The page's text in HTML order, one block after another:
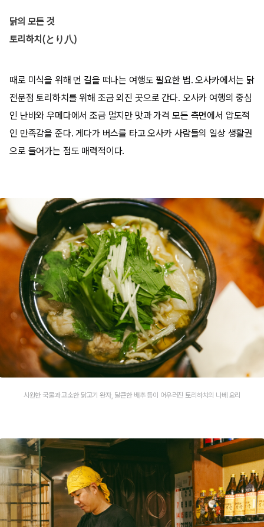
닭의 모든 것
토리하치(とり八)
때로 미식을 위해 먼 길을 떠나는 여행도 필요한 법. 오사카에서는 닭
전문점 토리하치를 위해 조금 외진 곳으로 간다. 오사카 여행의 중심
인 난바와 우메다에서 조금 멀지만 맛과 가격 모든 측면에서 압도적
인 만족감을 준다. 게다가 버스를 타고 오사카 사람들의 일상 생활권
으로 들어가는 점도 매력적이다.
시원한 국물과 고소한 닭고기 완자, 달큰한 배추 등이 어우러진 토리하치의 나베 요리